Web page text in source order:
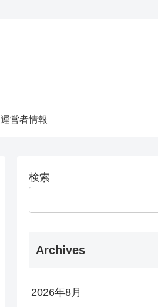
運営者情報
検索
Archives
2026年8月